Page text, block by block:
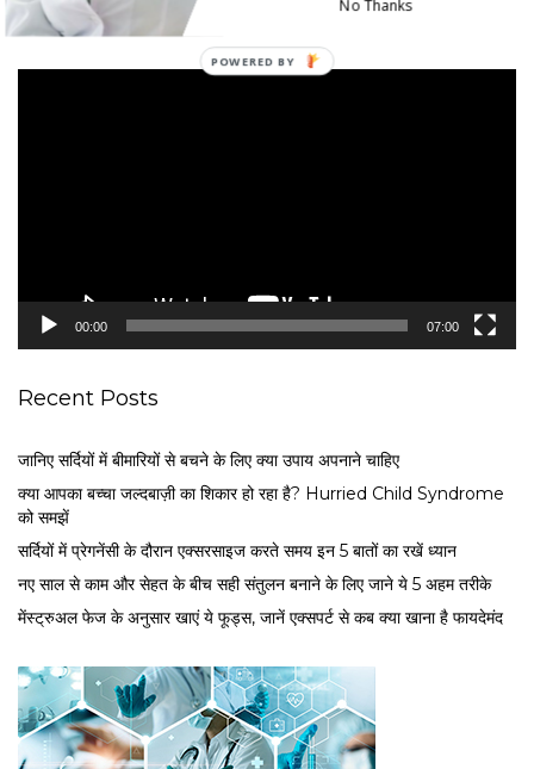
Mukul Rastogi
00:00 07:00
Recent Posts
जानिए सर्दियों में बीमारियों से बचने के लिए क्या उपाय अपनाने चाहिए
क्या आपका बच्चा जल्दबाज़ी का शिकार हो रहा है? Hurried Child Syndrome
को समझें
सर्द‍ियों में प्रेगनेंसी के दौरान एक्सरसाइज करते समय इन 5 बातों का रखें ध्यान
नए साल से काम और सेहत के बीच सही संतुलन बनाने के लिए जाने ये 5 अहम तरीके
मेंस्ट्रुअल फेज के अनुसार खाएं ये फूड्स, जानें एक्सपर्ट से कब क्या खाना है फायदेमंद
No Thanks